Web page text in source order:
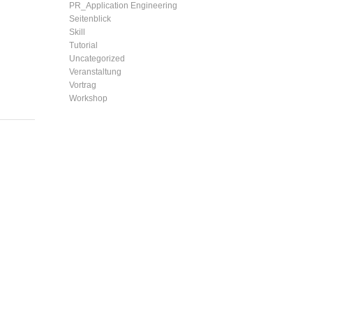
PR_Application Engineering
Seitenblick
Skill
Tutorial
Uncategorized
Veranstaltung
Vortrag
Workshop